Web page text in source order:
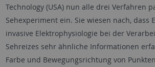
Technology (USA) nun alle drei Verfahren
Sehexperiment ein. Sie wiesen nach, dass
invasive Elektrophysiologie bei der
Sehreizes sehr ähnliche Informationen
Farbe und Bewegungsrichtung von